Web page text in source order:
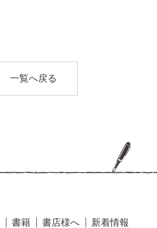
一覧へ戻る
書籍 書店様へ
新着情報